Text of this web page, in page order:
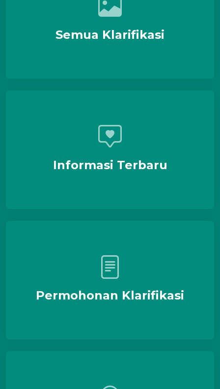
Semua Klarifikasi
Informasi Terbaru
Permohonan Klarifikasi